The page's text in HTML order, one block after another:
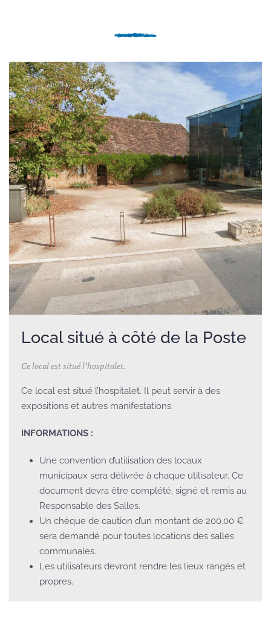
Local situé à côté de la Poste
Ce local est situé l’hospitalet.
Ce local est situé l’hospitalet. Il peut servir à des
expositions et autres manifestations.
INFORMATIONS :
Une convention d’utilisation des locaux
municipaux sera délivrée à chaque utilisateur. Ce
document devra être complété, signé et remis au
Responsable des Salles.
Un chèque de caution d’un montant de 200.00 €
sera demandé pour toutes locations des salles
communales.
Les utilisateurs devront rendre les lieux rangés et
propres.